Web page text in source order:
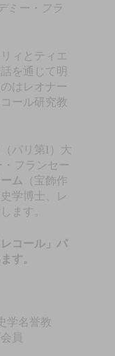
ミー・フラ
ィとティエ
を通じて明
はレオナー
ール研究教
パリ第1）大
フランセー
ム （宝飾作
史学博士、レ
ます。
コール」パ
す。
学名誉教
員